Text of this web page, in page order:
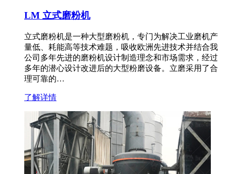
LM 立式磨粉机
立式磨粉机是一种大型磨粉机，专门为解决工业磨机产
量低、耗能高等技术难题，吸收欧洲先进技术并结合我
公司多年先进的磨粉机设计制造理念和市场需求，经过
多年的潜心设计改进后的大型粉磨设备。立磨采用了合
理可靠的…
了解详情